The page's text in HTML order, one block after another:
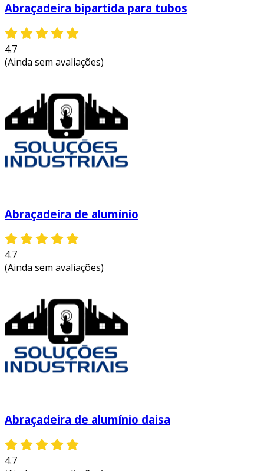
Abraçadeira bipartida para tubos
4.7
(Ainda sem avaliações)
Abraçadeira de alumínio
4.7
(Ainda sem avaliações)
Abraçadeira de alumínio daisa
4.7